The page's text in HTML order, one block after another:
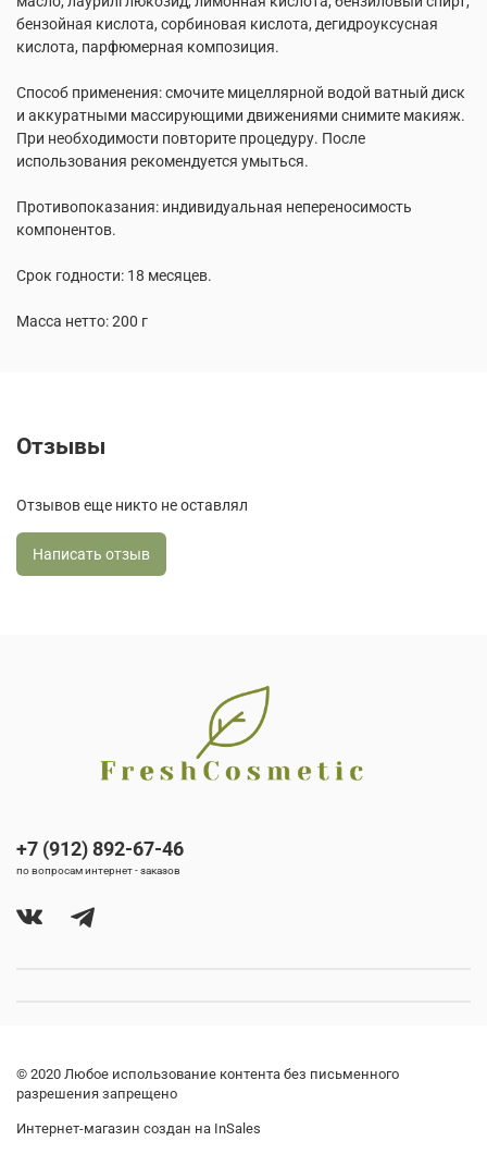
бензойная кислота, сорбиновая кислота, дегидроуксусная
кислота, парфюмерная композиция.
Способ применения: смочите мицеллярной водой ватный диск
и аккуратными массирующими движениями снимите макияж.
При необходимости повторите процедуру. После
использования рекомендуется умыться.
Противопоказания: индивидуальная непереносимость
компонентов.
Срок годности: 18 месяцев.
Масса нетто: 200 г
Отзывы
Отзывов еще никто не оставлял
Написать отзыв
+7 (912) 892-67-46
по вопросам интернет - заказов
© 2020 Любое использование контента без письменного
разрешения запрещено
Интернет-магазин создан на InSales